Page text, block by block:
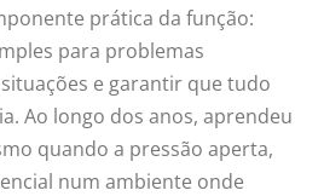
prática da função:
para problemas
e garantir que tudo
Ao longo dos anos, aprendeu
quando a pressão aperta,
num ambiente onde